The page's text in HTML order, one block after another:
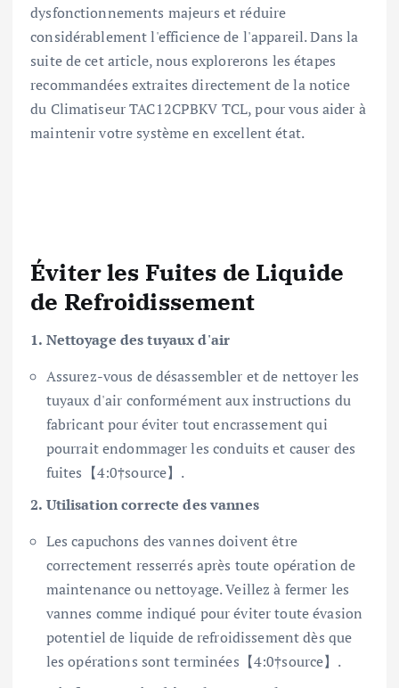
dysfonctionnements majeurs et réduire
considérablement l'efficience de l'appareil. Dans la
suite de cet article, nous explorerons les étapes
recommandées extraites directement de la notice
du Climatiseur TAC12CPBKV TCL, pour vous aider à
maintenir votre système en excellent état.
Éviter les Fuites de Liquide
de Refroidissement
1. Nettoyage des tuyaux d'air
Assurez-vous de désassembler et de nettoyer les
tuyaux d'air conformément aux instructions du
fabricant pour éviter tout encrassement qui
pourrait endommager les conduits et causer des
fuites【4:0†source】.
2. Utilisation correcte des vannes
Les capuchons des vannes doivent être
correctement resserrés après toute opération de
maintenance ou nettoyage. Veillez à fermer les
vannes comme indiqué pour éviter toute évasion
potentiel de liquide de refroidissement dès que
les opérations sont terminées【4:0†source】.